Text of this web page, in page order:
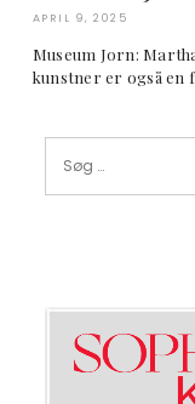
APRIL 9, 2025
Museum Jorn:
kunstner er også